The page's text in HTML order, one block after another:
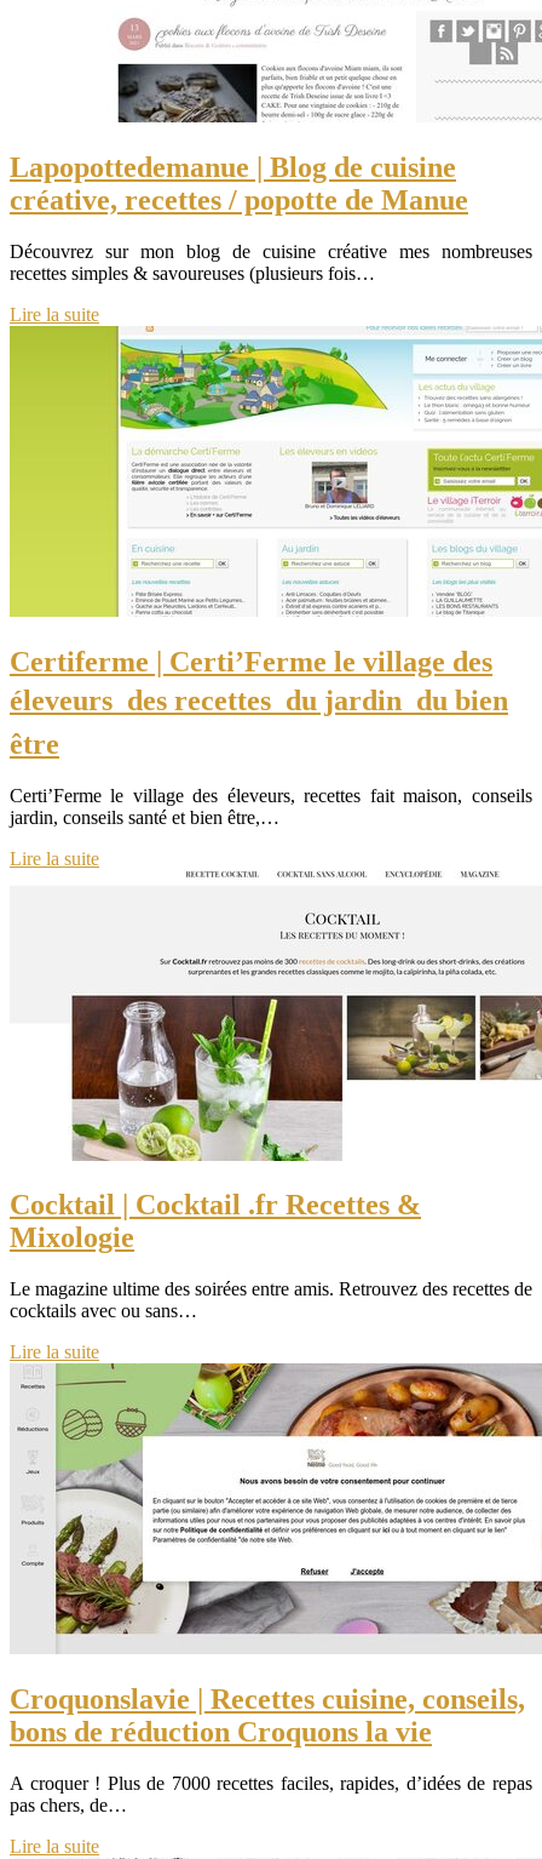
Lapopot­tedema­nue | Blog de cuisine
créative, recettes / popotte de Manue
Découvrez sur mon blog de cuisine créative mes nombreuses
recettes simples & savoureuses (plusieurs fois…
Lire la suite
Certiferme | Certi’Ferme le village des
éleveurs  des recettes  du jardin  du bien
être
Certi’Ferme le village des éleveurs, recettes fait maison, conseils
jardin, conseils santé et bien être,…
Lire la suite
Cocktail | Cocktail .fr Recettes &
Mixologie
Le magazine ultime des soirées entre amis. Retrouvez des recettes de
cocktails avec ou sans…
Lire la suite
Croquonsla­vie | Recettes cuisine, conseils,
bons de réduction Croquons la vie
A croquer ! Plus de 7000 recettes faciles, rapides, d’idées de repas
pas chers, de…
Lire la suite